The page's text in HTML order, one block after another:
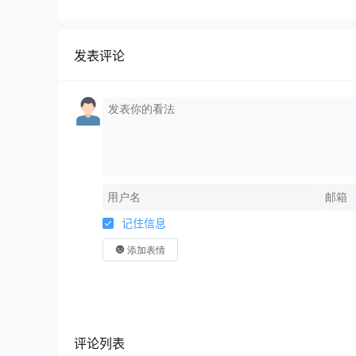
发表评论
记住信息
添加表情
评论列表